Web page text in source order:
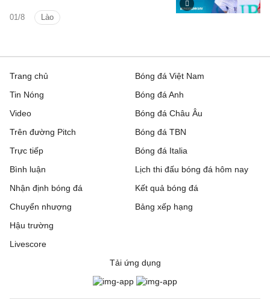
01/8 Lào
2026).
Trang chủ
Tin Nóng
Video
Trên đường Pitch
Trực tiếp
Bóng đá Việt Nam
Bóng đá Anh
Bóng đá Châu Âu
Bóng đá TBN
Bóng đá Italia
Bình luận
Nhận định bóng đá
Chuyển nhượng
Hậu trường
Livescore
Lịch thi đấu bóng đá hôm nay
Kết quả bóng đá
Bảng xếp hạng
Tải ứng dụng